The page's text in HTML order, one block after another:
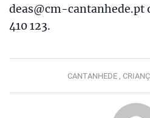
deas@cm-cantanhede.pt
410 123.
CANTANHEDE ,